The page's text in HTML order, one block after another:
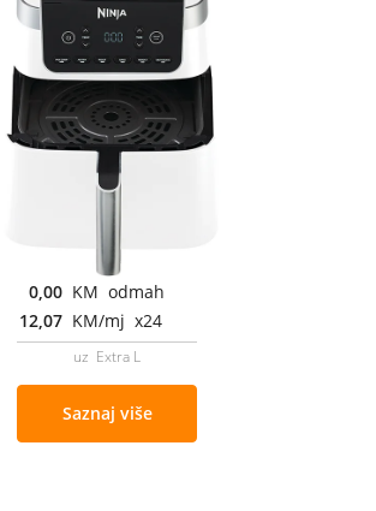
0,00 KM odmah
12,07 KM/mj x24
uz Extra L
Saznaj više